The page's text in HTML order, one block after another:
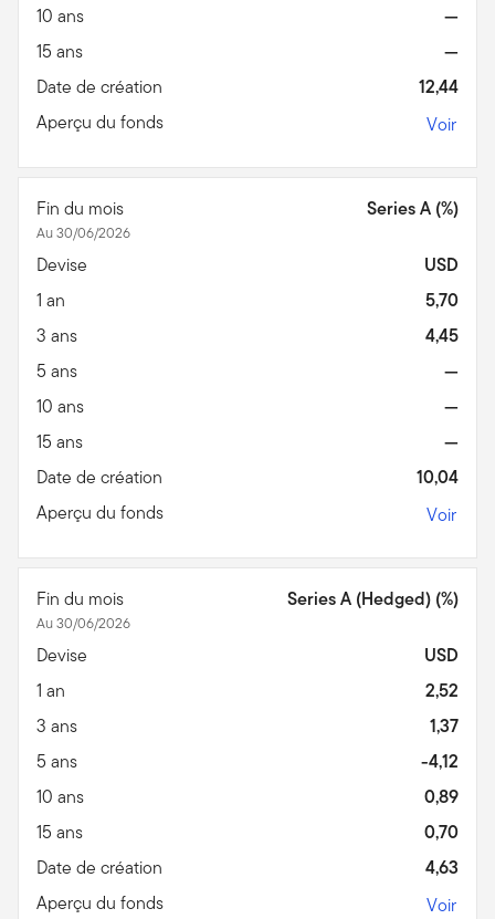
10 ans
—
15 ans
—
Date de création
12,44
Aperçu du fonds
Voir
Fin du mois
Au 30/06/2026
Series A (%)
Devise
USD
1 an
5,70
3 ans
4,45
5 ans
—
10 ans
—
15 ans
—
Date de création
10,04
Aperçu du fonds
Voir
Fin du mois
Au 30/06/2026
Series A (Hedged) (%)
Devise
USD
1 an
2,52
3 ans
1,37
5 ans
-4,12
10 ans
0,89
15 ans
0,70
Date de création
4,63
Aperçu du fonds
Voir